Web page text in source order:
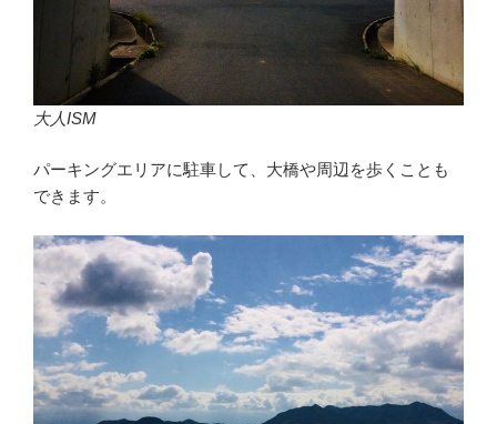
大人ISM
パーキングエリアに駐車して、大橋や周辺を歩くことも
できます。